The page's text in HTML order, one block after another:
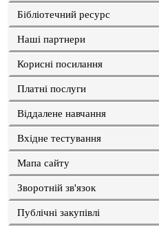
Бібліотечний ресурс
Наші партнери
Корисні посилання
Платні послуги
Віддалене навчання
Вхідне тестування
Мапа сайту
Зворотній зв'язок
Публічні закупівлі